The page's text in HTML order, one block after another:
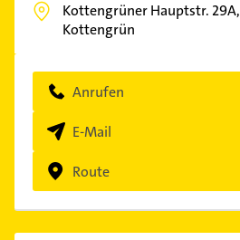
Kottengrüner Hauptstr. 29A,
Kottengrün
Anrufen
E-Mail
Route